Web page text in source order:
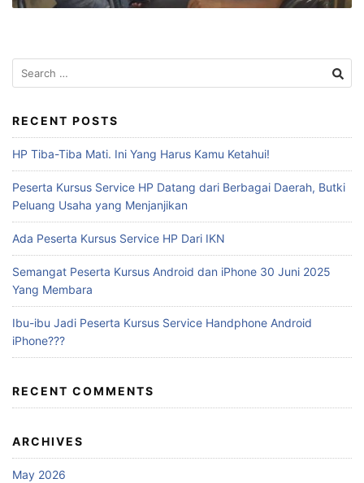
RECENT POSTS
HP Tiba-Tiba Mati. Ini Yang Harus Kamu Ketahui!
Peserta Kursus Service HP Datang dari Berbagai Daerah, Butki
Peluang Usaha yang Menjanjikan
Ada Peserta Kursus Service HP Dari IKN
Semangat Peserta Kursus Android dan iPhone 30 Juni 2025
Yang Membara
Ibu-ibu Jadi Peserta Kursus Service Handphone Android
iPhone???
RECENT COMMENTS
ARCHIVES
May 2026